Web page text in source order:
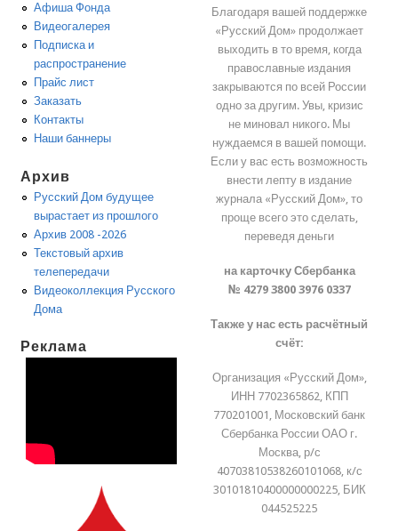
Афиша Фонда
Видеогалерея
Подписка и
распространение
Прайс лист
Заказать
Контакты
Наши баннеры
Архив
Русский Дом будущее
вырастает из прошлого
Архив 2008 -2026
Текстовый архив
телепередачи
Видеоколлекция Русского
Дома
Реклама
Благодаря вашей поддержке
«Русский Дом» продолжает
выходить в то время, когда
православные издания
закрываются по всей России
одно за другим. Увы, кризис
не миновал никого. Мы
нуждаемся в вашей помощи.
Если у вас есть возможность
внести лепту в издание
журнала «Русский Дом», то
проще всего это сделать,
переведя деньги
на карточку Сбербанка
№ 4279 3800 3976 0337
Также у нас есть расчётный
счёт:
Организация «Русский Дом»,
ИНН 7702365862, КПП
770201001, Московский банк
Сбербанка России ОАО г.
Москва, р/с
40703810538260101068, к/с
30101810400000000225, БИК
044525225